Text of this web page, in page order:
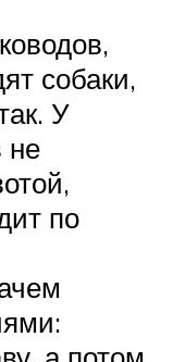
собаки,
У
не
по